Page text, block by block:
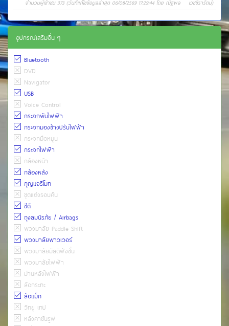
จำนวนผู้เข้าชม 373 (วันที่แก้ไขข้อมูลล่าสุด 06/08/2569 17:29:44 โดย ณัฐพล เวชชิรารัตน์)
อุปกรณ์เสริมอื่น ๆ
Bluetooth
DVD
Navigator
USB
Voice Control
กระจกพับไฟฟ้า
กระจกมองข้างปรับไฟฟ้า
กระจกมือหมุน
กระจกไฟฟ้า
กล้องหน้า
กล้องหลัง
กุญแจรีโมท
ชุดแต่งรอบคัน
ซีดี
ถุงลมนิรภัย / Airbags
พวงมาลัย Paddle Shift
พวงมาลัยพาวเวอร์
พวงมาลัยมัลติฟังชั่น
พวงมาลัยไฟฟ้า
ม่านหลังไฟฟ้า
ล้อกระทะ
ล้อแม็ก
วิทยุ เทป
หลังคาซันรูฟ